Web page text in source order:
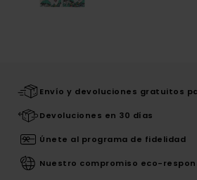
Envío y devoluciones gratuitos
Devoluciones en 30 días
Únete al programa de fidelidad
Nuestro compromiso eco-